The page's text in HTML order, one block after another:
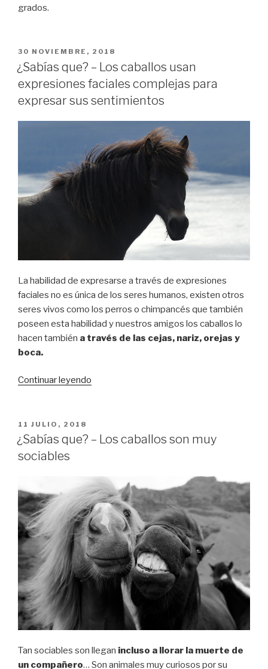
grados.
PUBLICADO
EL
30 NOVIEMBRE, 2018
¿Sabías que? – Los caballos usan
expresiones faciales complejas para
expresar sus sentimientos
La habilidad de expresarse a través de expresiones
faciales no es única de los seres humanos, existen otros
seres vivos como los perros o chimpancés que también
poseen esta habilidad y nuestros amigos los caballos lo
hacen también a través de las cejas, nariz, orejas y
boca.
Continuar leyendo
caballos
faciales
complejas
para
expresar
sus
sentimientos»
PUBLICADO
EL
11 JULIO, 2018
¿Sabías que? – Los caballos son muy
sociables
Tan sociables son llegan incluso a llorar la muerte de
un compañero… Son animales muy curiosos por su